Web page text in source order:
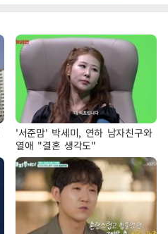
'서준맘' 박세미, 연하 남자친구와
열애 "결혼 생각도"